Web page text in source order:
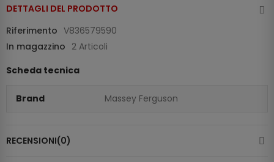
DETTAGLI DEL PRODOTTO
Riferimento V836579590
In magazzino 2 Articoli
Scheda tecnica
Brand Massey Ferguson
RECENSIONI(0)